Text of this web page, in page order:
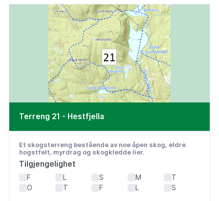
Terreng 21 - Hestfjella
Et skogsterreng bestående av noe åpen skog, eldre
hogstfelt, myrdrag og skogkledde lier.
Tilgjengelighet
F L S M
T
O
T F L S